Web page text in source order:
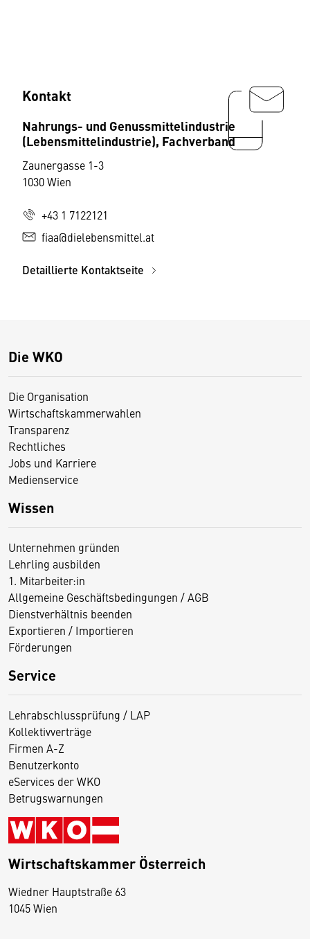
Kontakt
Nahrungs- und Genussmittelindustrie
(Lebensmittelindustrie), Fachverband
Zaunergasse 1-3
1030 Wien
+43 1 7122121
fiaa@dielebensmittel.at
Detaillierte Kontaktseite
Die WKO
Die Organisation
Wirtschaftskammerwahlen
Transparenz
Rechtliches
Jobs und Karriere
Medienservice
Wissen
Unternehmen gründen
Lehrling ausbilden
1. Mitarbeiter:in
Allgemeine Geschäftsbedingungen / AGB
Dienstverhältnis beenden
Exportieren / Importieren
Förderungen
Service
Lehrabschlussprüfung / LAP
Kollektivverträge
Firmen A-Z
Benutzerkonto
eServices der WKO
Betrugswarnungen
Wirtschaftskammer Österreich
Wiedner Hauptstraße 63
1045 Wien
D